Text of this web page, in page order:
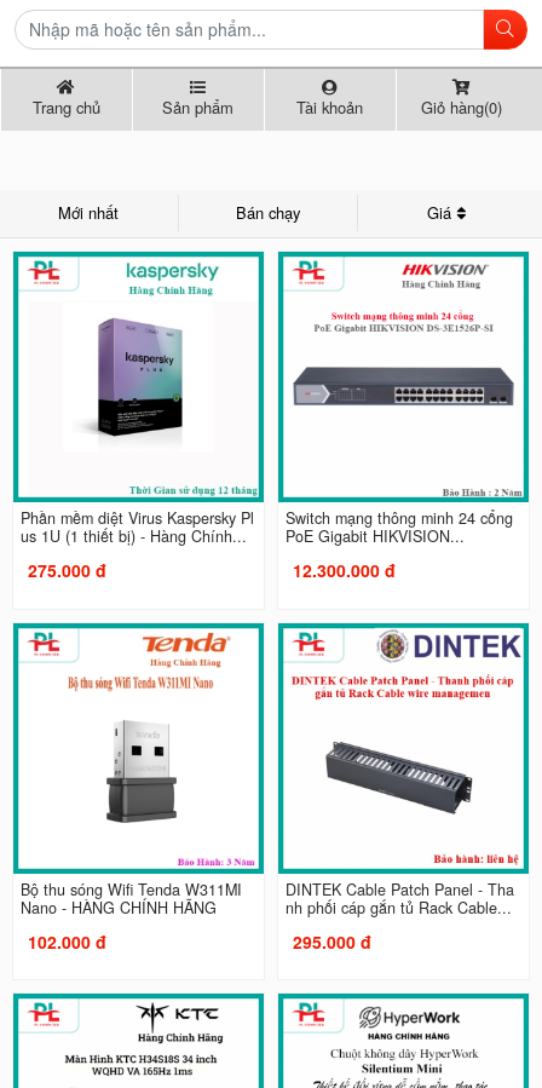
Trang chủ Sản phẩm Tài khoản Giỏ hàng(0)
Mới nhất Bán chạy Giá
Phần mềm diệt Virus Kaspersky Pl
us 1U (1 thiết bị) - Hàng Chính...
275.000 đ
Switch mạng thông minh 24 cổng
PoE Gigabit HIKVISION...
12.300.000 đ
Bộ thu sóng Wifi Tenda W311MI
Nano - HÀNG CHÍNH HÃNG
102.000 đ
DINTEK Cable Patch Panel - Tha
nh phối cáp gắn tủ Rack Cable...
295.000 đ